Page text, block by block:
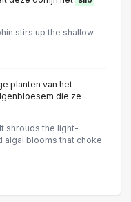
stirs up the shallow
planten van het
die ze
shrouds the light-
blooms that choke